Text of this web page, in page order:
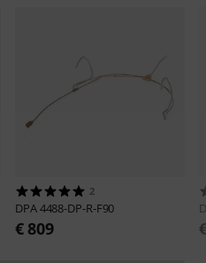
2
DPA4488-DP-R-F90
€ 809